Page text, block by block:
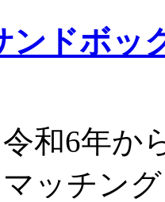
ンドボッ
和6年か
ッチン